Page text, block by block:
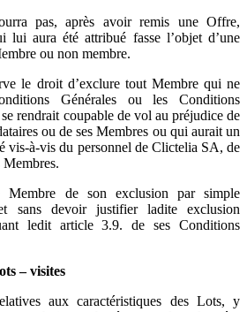
pas, après avoir remis une Offre,
lui aura été attribué fasse l’objet d’une
ou non membre.
le droit d’exclure tout Membre qui ne
Générales ou les Conditions
rendrait coupable de vol au préjudice de
ou de ses Membres ou qui aurait un
vis-à-vis du personnel de Clictelia SA, de
Membres.
de son exclusion par simple
sans devoir justifier ladite exclusion
ledit article 3.9. de ses Conditions
– visites
aux caractéristiques des Lots, y